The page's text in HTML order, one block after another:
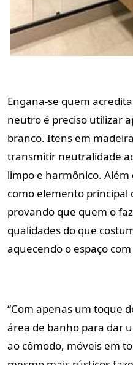
Engana-se quem
neutro é preciso utilizar
branco. Itens em
transmitir neutralidade
limpo e harmônico.
como elemento principal
provando que quem o
qualidades do que
aquecendo o espaço
“Com apenas um toque
área de banho para dar
ao cômodo, móveis em